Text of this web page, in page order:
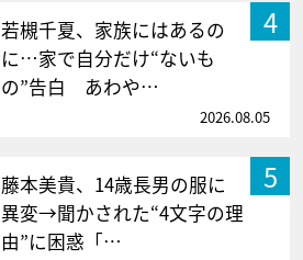
4
若槻千夏、家族にはあるの
に…家で自分だけ“ないも
の”告白 あわや…
2026.08.05
5
藤本美貴、14歳長男の服に
異変→聞かされた“4文字の理
由”に困惑「…